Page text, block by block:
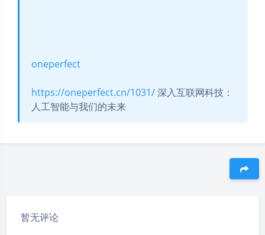
oneperfect
https://oneperfect.cn/1031/深入互联网科技：
人工智能与我们的未来
暂无评论